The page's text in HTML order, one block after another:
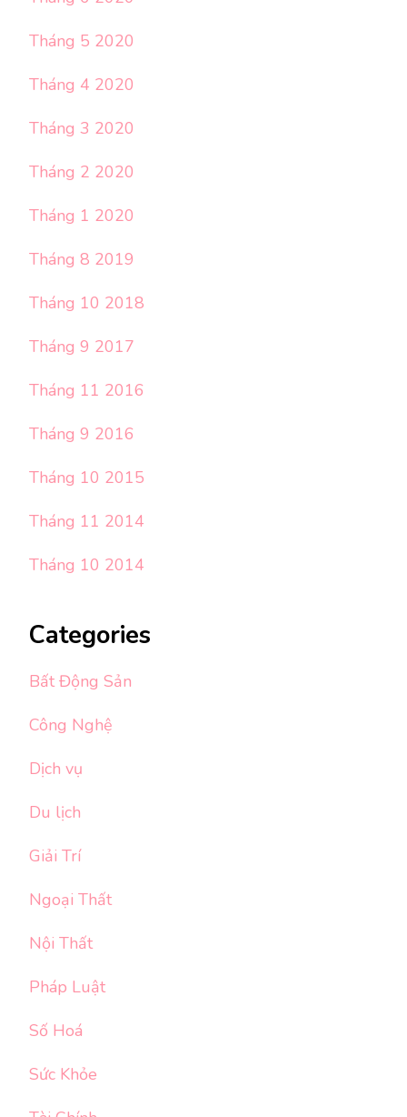
Tháng 5 2020
Tháng 4 2020
Tháng 3 2020
Tháng 2 2020
Tháng 1 2020
Tháng 8 2019
Tháng 10 2018
Tháng 9 2017
Tháng 11 2016
Tháng 9 2016
Tháng 10 2015
Tháng 11 2014
Tháng 10 2014
Categories
Bất Động Sản
Công Nghệ
Dịch vụ
Du lịch
Giải Trí
Ngoại Thất
Nội Thất
Pháp Luật
Số Hoá
Sức Khỏe